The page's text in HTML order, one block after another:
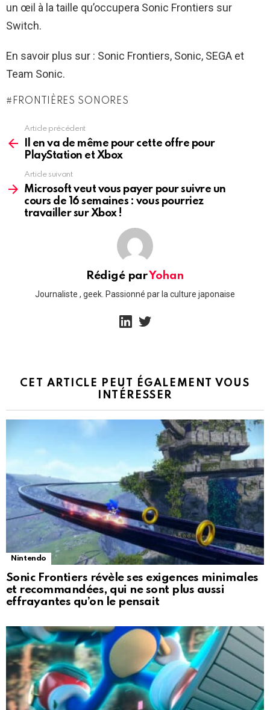
un œil à la taille qu’occupera Sonic Frontiers sur
Switch.
En savoir plus sur : Sonic Frontiers, Sonic, SEGA et
Team Sonic.
FRONTIÈRES SONORES
more
Article précédent
Il en va de même pour cette offre pour
PlayStation et Xbox
Article suivant
Microsoft veut vous payer pour suivre un
cours de 16 semaines : vous pourriez
travailler sur Xbox !
Rédigé parYohan
Journaliste , geek. Passionné par la culture japonaise
linkedin
CET ARTICLE PEUT ÉGALEMENT VOUS
INTÉRESSER
Nintendo
Sonic Frontiers révèle ses exigences minimales
et recommandées, qui ne sont plus aussi
effrayantes qu’on le pensait